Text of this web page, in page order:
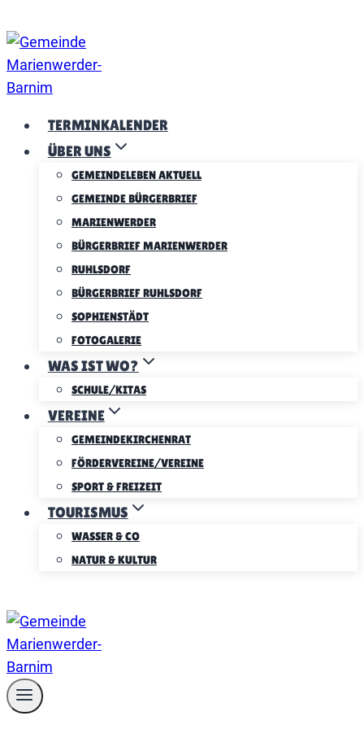
Inhalt
springen
TERMINKALENDER
ÜBER UNS
GEMEINDELEBEN AKTUELL
GEMEINDE BÜRGERBRIEF
MARIENWERDER
BÜRGERBRIEF MARIENWERDER
RUHLSDORF
BÜRGERBRIEF RUHLSDORF
SOPHIENSTÄDT
FOTOGALERIE
WAS IST WO?
SCHULE/KITAS
VEREINE
GEMEINDEKIRCHENRAT
FÖRDERVEREINE/VEREINE
SPORT & FREIZEIT
TOURISMUS
WASSER & CO
NATUR & KULTUR